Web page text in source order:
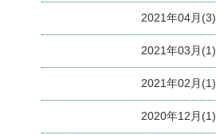
2021年04月(3)
2021年03月(1)
2021年02月(1)
2020年12月(1)